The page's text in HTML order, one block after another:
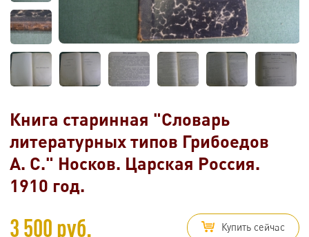
Книга старинная "Словарь
литературных типов Грибоедов
А. С." Носков. Царская Россия.
1910 год.
3 500 руб. Купить сейчас